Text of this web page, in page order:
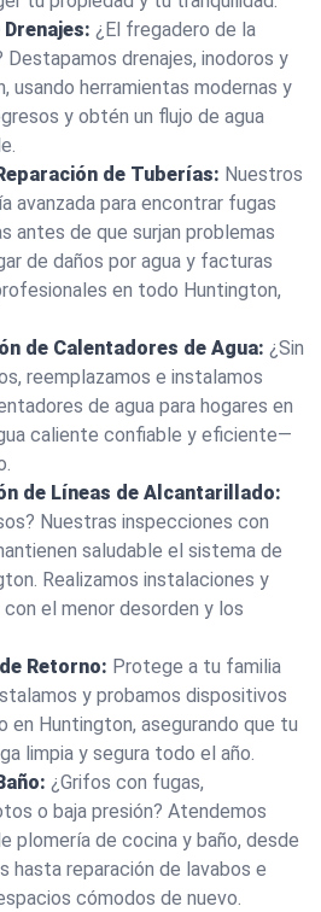
¿El fregadero de la
drenajes, inodoros y
usando herramientas modernas y
y obtén un flujo de agua
de Tuberías: Nuestros
avanzada para encontrar fugas
antes de que surjan problemas
de daños por agua y facturas
en todo Huntington,
de Calentadores de Agua: ¿Sin
reemplazamos e instalamos
de agua para hogares en
caliente confiable y eficiente—
de Líneas de Alcantarillado:
Nuestras inspecciones con
saludable el sistema de
Realizamos instalaciones y
el menor desorden y los
Retorno: Protege a tu familia
y probamos dispositivos
en Huntington, asegurando que tu
limpia y segura todo el año.
¿Grifos con fugas,
o baja presión? Atendemos
plomería de cocina y baño, desde
hasta reparación de lavabos e
cómodos de nuevo.